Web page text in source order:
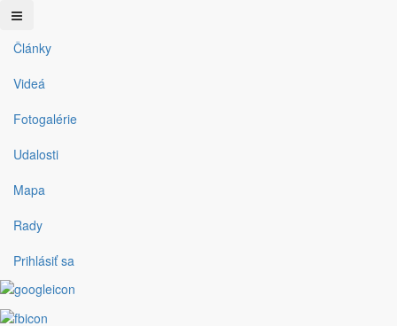
Články
Videá
Fotogalérie
Udalosti
Mapa
Rady
Prihlásiť sa
Filter
Typ
Fotogaléria
Podujatie
Článok
Oblasť